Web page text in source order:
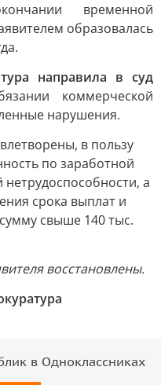
временной
образовалась
направила в суд
коммерческой
нарушения.
в пользу
по заработной
а
срока выплат и
свыше 140 тыс.
восстановлены.
в Одноклассниках